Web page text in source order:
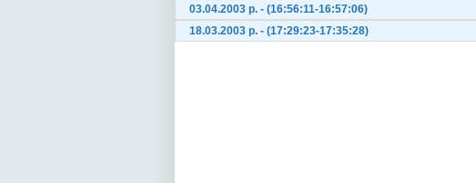
03.04.2003 р. - (16:56:11-16:57:06)
18.03.2003 р. - (17:29:23-17:35:28)